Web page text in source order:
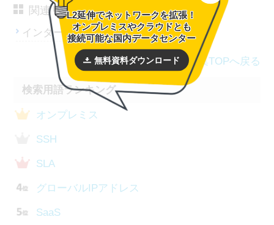
関連リンク
インターコネクト：メガクラウド
用語集TOPへ戻る
検索用語ランキング
オンプレミス
SSH
SLA
グローバルIPアドレス
SaaS
L2延伸でネットワークを拡張！
オンプレミスやクラウドとも
接続可能な国内データセンター
無料資料ダウンロード